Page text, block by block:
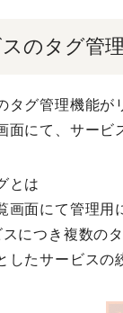
のタグ管
タグ管理機能が
面にて、サービ
とは
画面にて管理用
スにつき複数の
したサービスの